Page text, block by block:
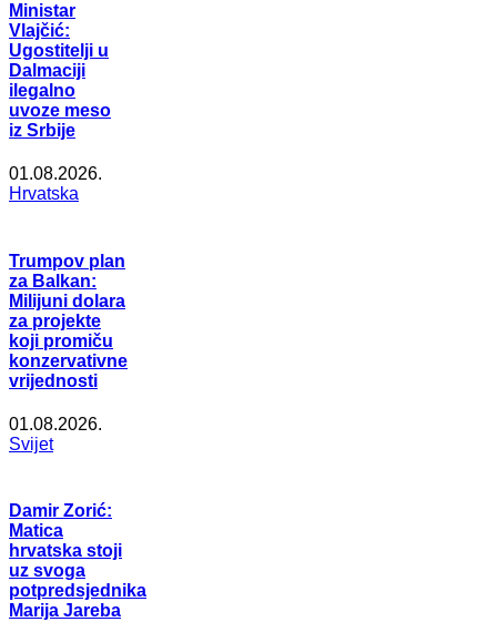
Ministar
Vlajčić:
Ugostitelji u
Dalmaciji
ilegalno
uvoze meso
iz Srbije
01.08.2026.
Hrvatska
Trumpov plan
za Balkan:
Milijuni dolara
za projekte
koji promiču
konzervativne
vrijednosti
01.08.2026.
Svijet
Damir Zorić:
Matica
hrvatska stoji
uz svoga
potpredsjednika
Marija Jareba